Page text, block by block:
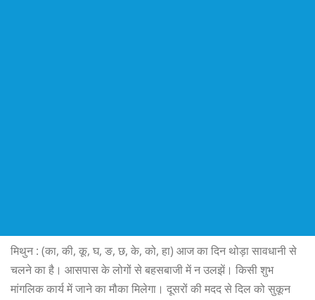
मिथुन : (का, की, कू, घ, ङ, छ, के, को, हा) आज का दिन थोड़ा सावधानी से
चलने का है। आसपास के लोगों से बहसबाजी में न उलझें। किसी शुभ
मांगलिक कार्य में जाने का मौका मिलेगा। दूसरों की मदद से दिल को सुकून